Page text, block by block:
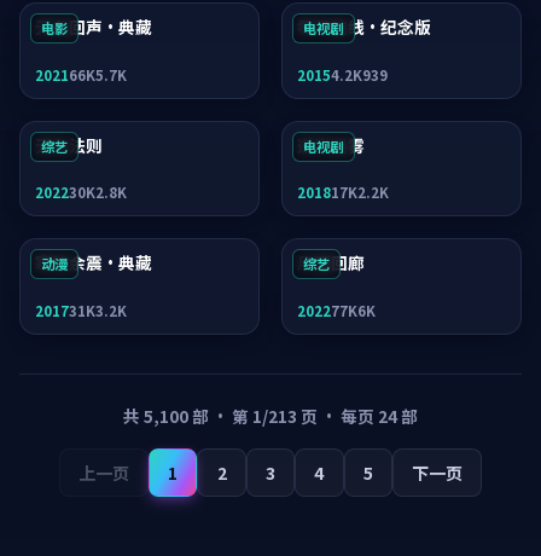
电影
无名回声·典藏
202166K5.7K
电视剧
零号航线·纪念版
20154.2K939
综艺
无名法则
202230K2.8K
电视剧
逆光迷雾
201817K2.2K
动漫
寒锋余震·典藏
201731K3.2K
综艺
月面回廊
202277K6K
共 5,100部 · 第 1/213 页 · 每页 24部
上一页 1 2 3 4 5 下一页